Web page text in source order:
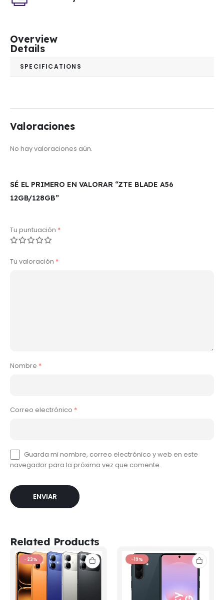
Overview
Details
SPECIFICATIONS
Valoraciones
No hay valoraciones aún.
SÉ EL PRIMERO EN VALORAR “ZTE BLADE A56
12GB/128GB”
Tu puntuación *
Tu valoración *
Nombre *
Correo electrónico *
Guarda mi nombre, correo electrónico y web en este
navegador para la próxima vez que comente.
Related Products
-23% -19%